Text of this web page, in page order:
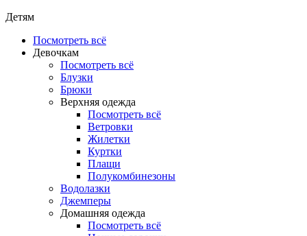
Детям
Посмотреть всё
Девочкам
Посмотреть всё
Блузки
Брюки
Верхняя одежда
Посмотреть всё
Ветровки
Жилетки
Куртки
Плащи
Полукомбинезоны
Водолазки
Джемперы
Домашняя одежда
Посмотреть всё